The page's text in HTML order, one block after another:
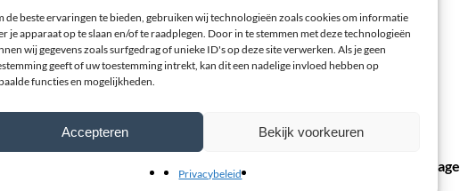
de beste ervaringen te bieden, gebruiken wij technologieën zoals cookies om informatie
je apparaat op te slaan en/of te raadplegen. Door in te stemmen met deze technologieën
wij gegevens zoals surfgedrag of unieke ID's op deze site verwerken. Als je geen
geeft of uw toestemming intrekt, kan dit een nadelige invloed hebben op
functies en mogelijkheden.
Accepteren Bekijk voorkeuren
Privacybeleid
Sport Kniebrace E-life Bio-Contour Sport Polsbandage